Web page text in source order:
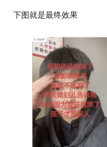
下图就是最终效果